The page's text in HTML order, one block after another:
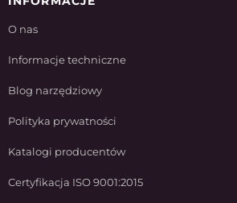
O nas
Informacje techniczne
Blog narzędziowy
Polityka prywatności
Katalogi producentów
Certyfikacja ISO 9001:2015